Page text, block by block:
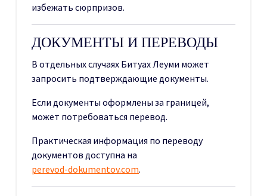
избежать сюрпризов.
ДОКУМЕНТЫ И ПЕРЕВОДЫ
В отдельных случаях Битуах Леуми может
запросить подтверждающие документы.
Если документы оформлены за границей,
может потребоваться перевод.
Практическая информация по переводу
документов доступна на
perevod-dokumentov.com.